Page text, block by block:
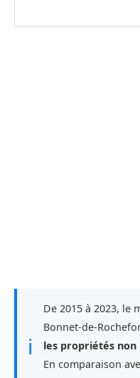
ℹ
De 2015 à 2023, le
Bonnet-de-
les propriétés non
En comparaison